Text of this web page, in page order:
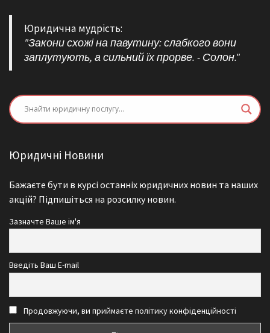
Юридична мудрість:
"Закони схожі на павутину: слабкого вони
заплутують, а сильний їх прорве. - Солон."
Юридичні Новини
Бажаєте бути в курсі останніх юридичних новин та наших
акцій? Підпишіться на розсилку новин.
Зазначте Ваше ім'я
Введіть Ваш E-mail
Продовжуючи, ви приймаєте політику конфіденційності